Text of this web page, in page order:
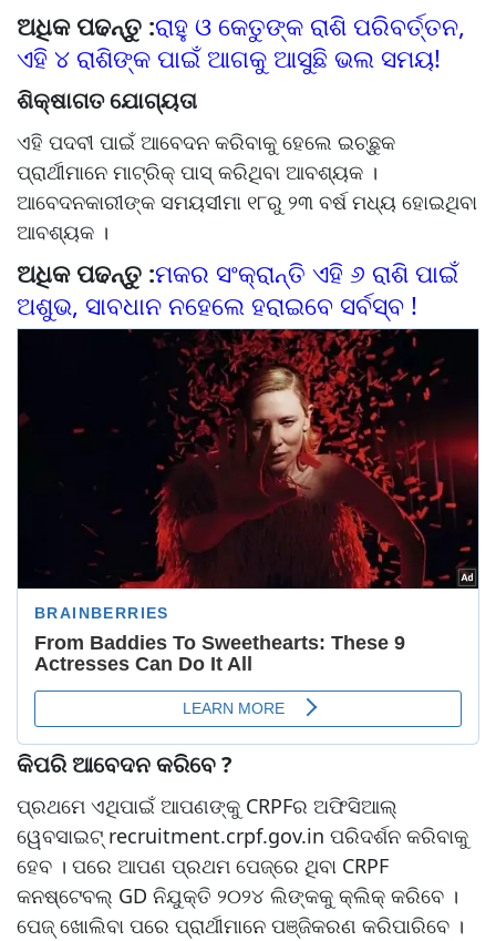
ଅଧିକ ପଢନ୍ତୁ :ରାହୁ ଓ କେତୁଙ୍କ ରାଶି ପରିବର୍ତ୍ତନ,
ଏହି ୪ ରାଶିଙ୍କ ପାଇଁ ଆଗକୁ ଆସୁଛି ଭଲ ସମୟ!
ଶିକ୍ଷାଗତ ଯୋଗ୍ୟତା
ଏହି ପଦବୀ ପାଇଁ ଆବେଦନ କରିବାକୁ ହେଲେ ଇଚ୍ଛୁକ
ପ୍ରାର୍ଥୀମାନେ ମାଟ୍ରିକ୍‌ ପାସ୍‌ କରିଥିବା ଆବଶ୍ୟକ ।
ଆବେଦନକାରୀଙ୍କ ସମୟସୀମା ୧୮ରୁ ୨୩ ବର୍ଷ ମଧ୍ୟ ହୋଇଥିବା
ଆବଶ୍ୟକ ।
ଅଧିକ ପଢନ୍ତୁ :ମକର ସଂକ୍ରାନ୍ତି ଏହି ୬ ରାଶି ପାଇଁ
ଅଶୁଭ, ସାବଧାନ ନହେଲେ ହରାଇବେ ସର୍ବସ୍ବ !
କିପରି ଆବେଦନ କରିବେ ?
ପ୍ରଥମେ ଏଥିପାଇଁ ଆପଣଙ୍କୁ CRPFର ଅଫିସିଆଲ୍
ୱେବସାଇଟ୍ recruitment.crpf.gov.in ପରିଦର୍ଶନ କରିବାକୁ
ହେବ । ପରେ ଆପଣ ପ୍ରଥମ ପେଜ୍‌ରେ ଥିବା CRPF
କନଷ୍ଟେବଲ୍ GD ନିଯୁକ୍ତି ୨୦୨୪ ଲିଙ୍କକୁ କ୍ଲିକ୍‌ କରିବେ ।
ପେଜ୍‌ ଖୋଲିବା ପରେ ପ୍ରାର୍ଥୀମାନେ ପଞ୍ଜିକରଣ କରିପାରିବେ ।